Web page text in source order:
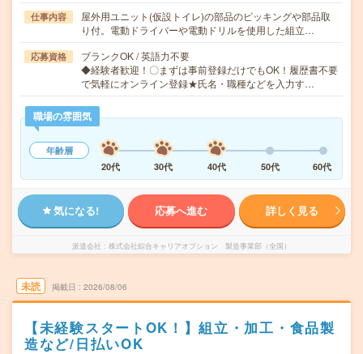
仕事内容
屋外用ユニット(仮設トイレ)の部品のピッキングや部品取
り付。電動ドライバーや電動ドリルを使用した組立…
応募資格
ブランクOK / 英語力不要
◆経験者歓迎！〇まずは事前登録だけでもOK！履歴書不要
で気軽にオンライン登録★氏名・職種などを入力す…
職場の雰囲気
年齢層
20代
30代 40代 50代 60代
気になる! 応募へ進む 詳しく見る
派遣会社 株式会社綜合キャリアオプション 製造事業部（全国）
未読 掲載日 2026/08/06
【未経験スタートOK！】組立・加工・食品製
造など/日払いOK